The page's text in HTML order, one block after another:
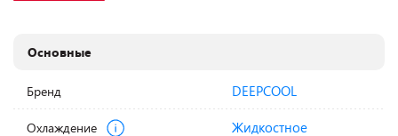
Основные
Бренд DEEPCOOL
Охлаждение Жидкостное